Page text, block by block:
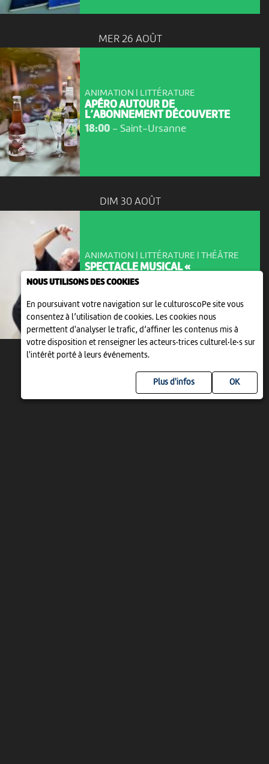
NOUS UTILISONS DES COOKIES
En poursuivant votre navigation sur le culturoscoPe site vous
consentez à l’utilisation de cookies. Les cookies nous
permettent d'analyser le trafic, d’affiner les contenus mis à
votre disposition et renseigner les acteurs·trices culturel·le·s sur
l'intérêt porté à leurs événements.
Plus d'infos
MER 26 AOÛT
ANIMATION | LITTÉRATURE
APÉRO AUTOUR DE
L’ABONNEMENT DÉCOUVERTE
18:00- Saint-Ursanne
DIM 30 AOÛT
ANIMATION | LITTÉRATURE | THÉÂTRE
SPECTACLE MUSICAL «
L’APICULTEUR »